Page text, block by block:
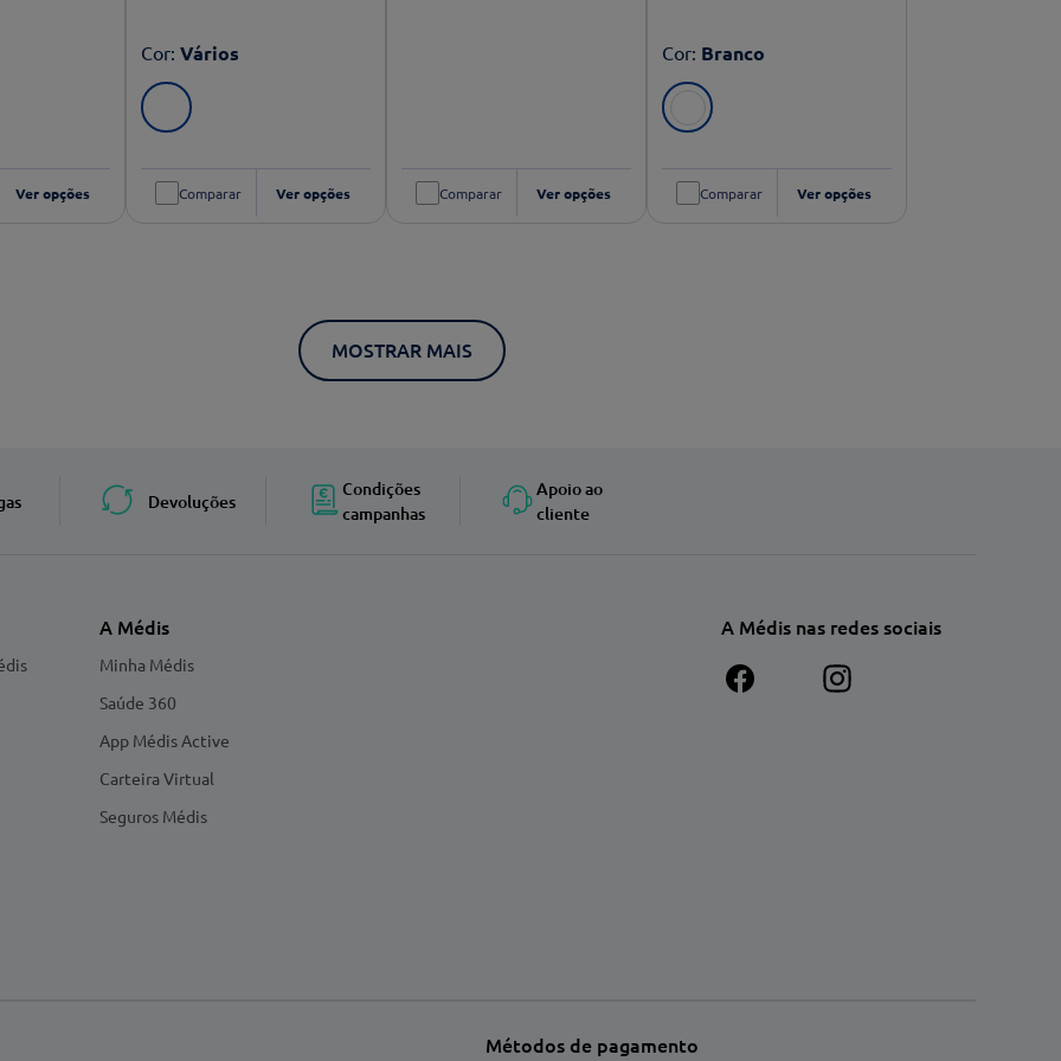
Ver opções
Cor: Vários
Comparar Ver opções Comparar Ver opções
Cor: Branco
Comparar Ver opções
MOSTRAR MAIS
Devoluções
Condições
campanhas
Apoio ao
cliente
A Médis
Minha Médis
Saúde 360
App Médis Active
Carteira Virtual
Seguros Médis
A Médis nas redes sociais
Métodos de pagamento